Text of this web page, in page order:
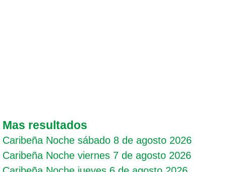
Mas resultados
Caribeña Noche sábado 8 de agosto 2026
Caribeña Noche viernes 7 de agosto 2026